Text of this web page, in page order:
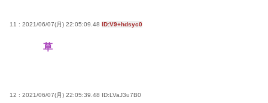
11 : 2021/06/07(月) 22:05:09.48 ID:V9+hdsyc0
草
12 : 2021/06/07(月) 22:05:39.48 ID:LVaJ3u7B0